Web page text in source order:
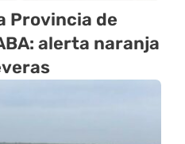
Provincia de
alerta naranja